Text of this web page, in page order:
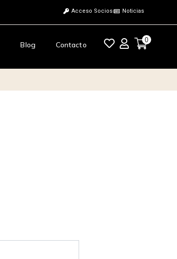
Acceso Socios Noticias
Blog Contacto
0